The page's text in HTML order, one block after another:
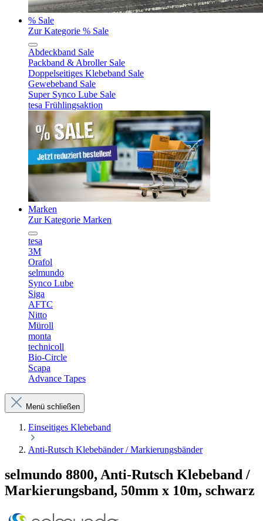
% Sale
Zur Kategorie % Sale
Abdeckband Sale
Packband & Abroller Sale
Doppelseitiges Klebeband Sale
Gewebeband Sale
Super Synco Lube Sale
tesa Frühlingsaktion
Marken
Zur Kategorie Marken
tesa
3M
Orafol
selmundo
Synco Lube
Siga
AFTC
Nitto
Müroll
monta
technicoll
Bio-Circle
Scapa
Advance Tapes
Menü schließen
Einseitiges Klebeband
Anti-Rutsch Klebebänder / Markierungsbänder
selmundo 8800, Anti-Rutsch Klebeband /
Markierungsband, 50mm x 10m, schwarz